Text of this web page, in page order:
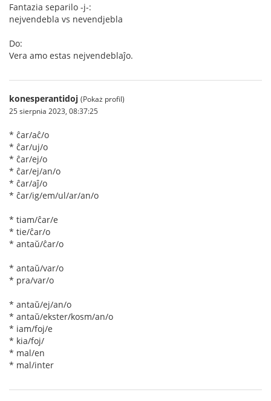
Fantazia separilo -j-:
nejvendebla vs nevendjebla
Do:
Vera amo estas nejvendeblaĵo.
konesperantidoj (Pokaż profil)
25 sierpnia 2023, 08:37:25
* ĉar/aĉ/o
* ĉar/uj/o
* ĉar/ej/o
* ĉar/ej/an/o
* ĉar/aĵ/o
* ĉar/ig/em/ul/ar/an/o
* tiam/ĉar/e
* tie/ĉar/o
* antaŭ/ĉar/o
* antaŭ/var/o
* pra/var/o
* antaŭ/ej/an/o
* antaŭ/ekster/kosm/an/o
* iam/foj/e
* kia/foj/
* mal/en
* mal/inter